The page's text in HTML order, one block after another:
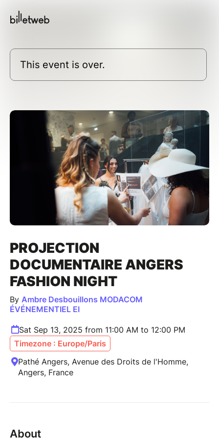
This event is over.
PROJECTION
DOCUMENTAIRE ANGERS
FASHION NIGHT
By Ambre Desbouillons MODACOM
ÉVÉNEMENTIEL EI
Sat Sep 13, 2025 from 11:00 AM to 12:00 PM
Timezone : Europe/Paris
Pathé Angers, Avenue des Droits de l'Homme,
Angers, France
About